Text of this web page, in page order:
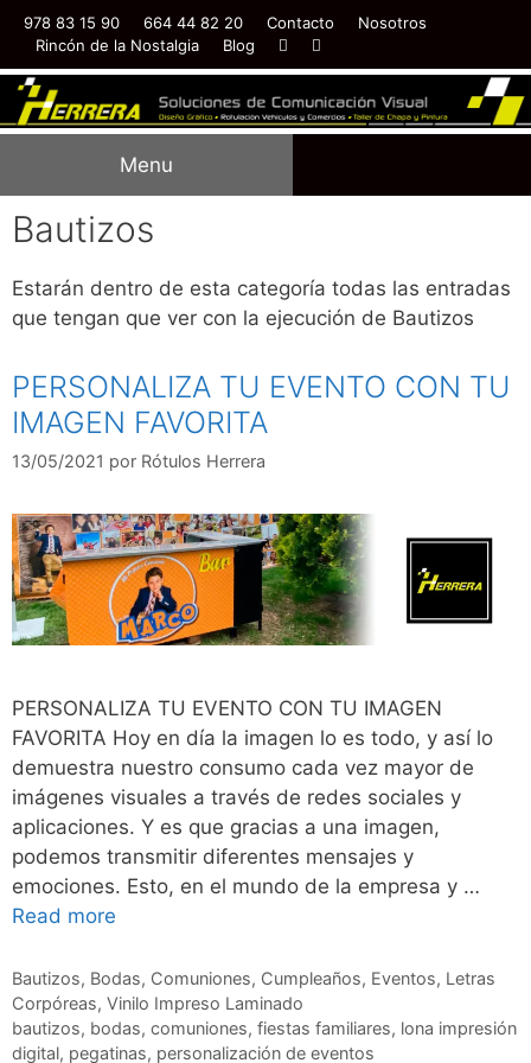
978 83 15 90 664 44 82 20 Contacto
Nosotros
Rincón de la Nostalgia
Blog
Menu
Bautizos
Estarán dentro de esta categoría todas las entradas
que tengan que ver con la ejecución de Bautizos
PERSONALIZA TU EVENTO CON TU
IMAGEN FAVORITA
13/05/2021 por Rótulos Herrera
PERSONALIZA TU EVENTO CON TU IMAGEN
FAVORITA Hoy en día la imagen lo es todo, y así lo
demuestra nuestro consumo cada vez mayor de
imágenes visuales a través de redes sociales y
aplicaciones. Y es que gracias a una imagen,
podemos transmitir diferentes mensajes y
emociones. Esto, en el mundo de la empresa y …
Read more
Bautizos, Bodas, Comuniones, Cumpleaños, Eventos, Letras
Corpóreas, Vinilo Impreso Laminado
bautizos, bodas, comuniones, fiestas familiares, lona impresión
digital, pegatinas, personalización de eventos